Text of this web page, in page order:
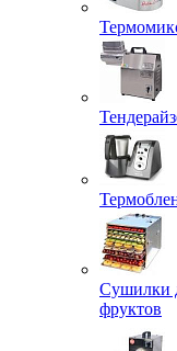
Сушилки
фруктов